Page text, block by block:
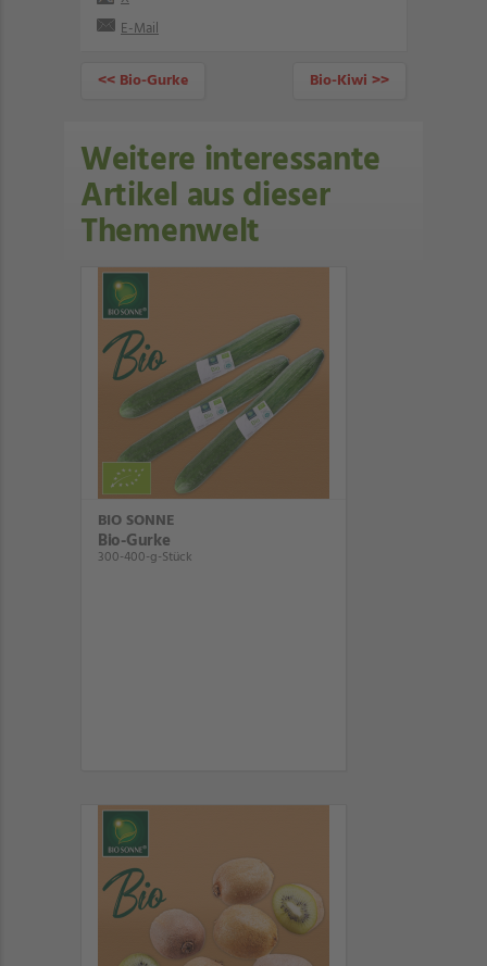
E-Mail
<< Bio-Gurke Bio-Kiwi >>
Weitere interessante
Artikel aus dieser
Themenwelt
BIO SONNE
Bio-Gurke
300-400-g-Stück